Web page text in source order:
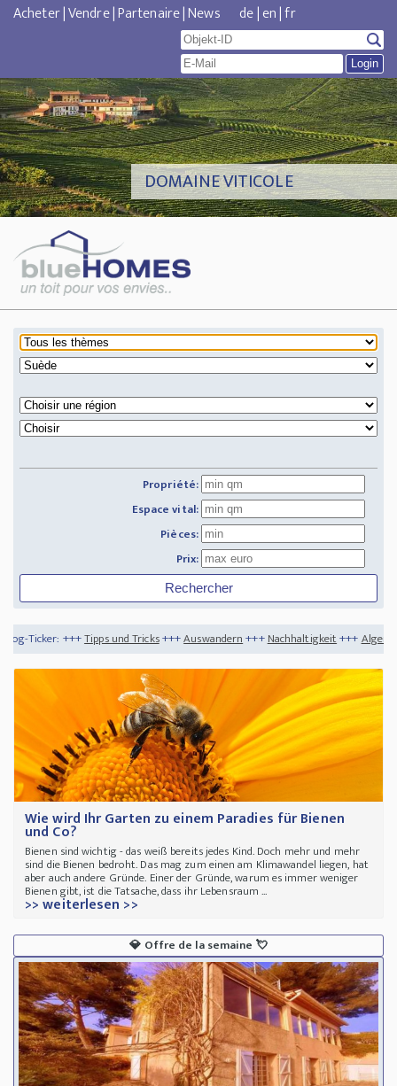
Acheter|Vendre|Partenaire|News de|en|fr
DOMAINE VITICOLE
Propriété:
Espace vital:
Pièces:
Prix:
Tipps und Tricks+++Auswandern+++Nachhaltigkeit+++Algerien - ein
Wie wird Ihr Garten zu einem Paradies für Bienen
und Co?
Bienen sind wichtig - das weiß bereits jedes Kind. Doch mehr und mehr
sind die Bienen bedroht. Das mag zum einen am Klimawandel liegen, hat
aber auch andere Gründe. Einer der Gründe, warum es immer weniger
Bienen gibt, ist die Tatsache, dass ihr Lebensraum ...
>> weiterlesen >>
💎 Offre de la semaine 💘